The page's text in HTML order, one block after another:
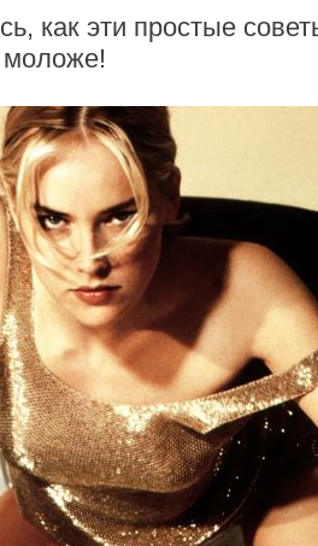
как эти простые
моложе!